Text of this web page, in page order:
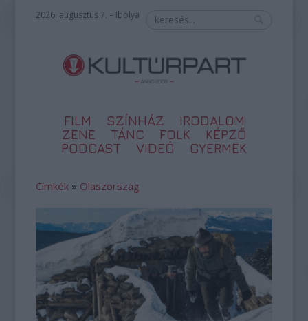
2026. augusztus 7. – Ibolya
FILM SZÍNHÁZ
IRODALOM
ZENE
TÁNC FOLK
KÉPZŐ
PODCAST
VIDEÓ GYERMEK
Címkék » Olaszország